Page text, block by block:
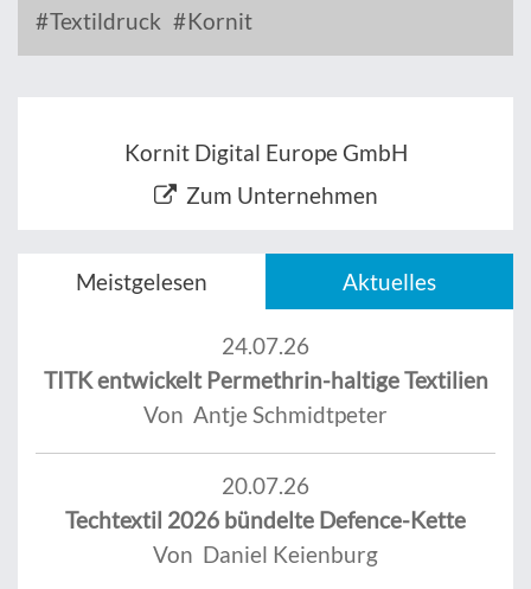
Textildruck Kornit
Kornit Digital Europe GmbH
Zum Unternehmen
Meistgelesen Aktuelles
24.07.26
TITK entwickelt Permethrin-haltige Textilien
Von Antje Schmidtpeter
20.07.26
Techtextil 2026 bündelte Defence-Kette
Von Daniel Keienburg